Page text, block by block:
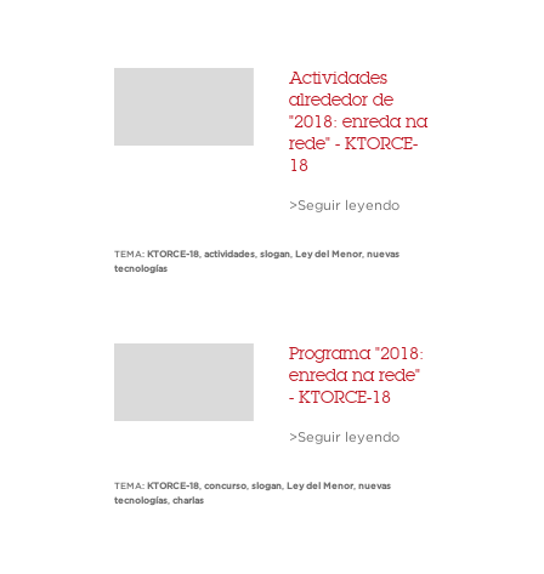
Actividades
alrededor de
"2018: enreda na
rede" - KTORCE-
18
>Seguir leyendo
TEMA: KTORCE-18, actividades, slogan, Ley del Menor, nuevas
tecnologías
Programa "2018:
enreda na rede"
- KTORCE-18
>Seguir leyendo
TEMA: KTORCE-18, concurso, slogan, Ley del Menor, nuevas
tecnologías, charlas